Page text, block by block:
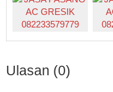
Ulasan (0)